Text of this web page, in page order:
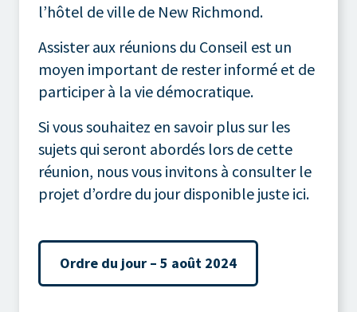
l’hôtel de ville de New Richmond.
Assister aux réunions du Conseil est un
moyen important de rester informé et de
participer à la vie démocratique.
Si vous souhaitez en savoir plus sur les
sujets qui seront abordés lors de cette
réunion, nous vous invitons à consulter le
projet d’ordre du jour disponible juste ici.
Ordre du jour – 5 août 2024